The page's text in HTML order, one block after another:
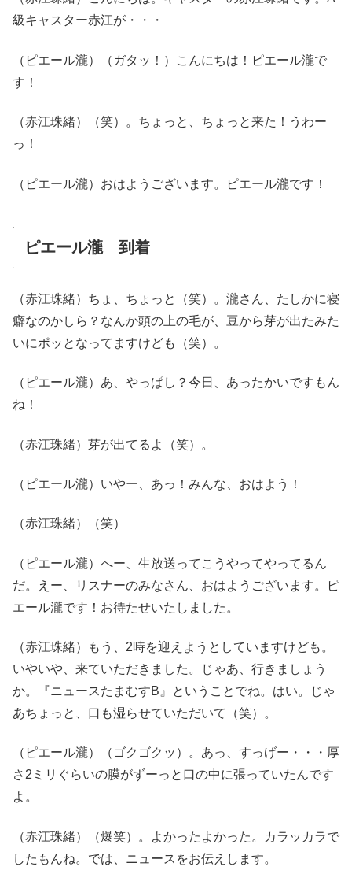
級キャスター赤江が・・・
（ピエール瀧）（ガタッ！）こんにちは！ピエール瀧で
す！
（赤江珠緒）（笑）。ちょっと、ちょっと来た！うわー
っ！
（ピエール瀧）おはようございます。ピエール瀧です！
ピエール瀧 到着
（赤江珠緒）ちょ、ちょっと（笑）。瀧さん、たしかに寝
癖なのかしら？なんか頭の上の毛が、豆から芽が出たみた
いにポッとなってますけども（笑）。
（ピエール瀧）あ、やっぱし？今日、あったかいですもん
ね！
（赤江珠緒）芽が出てるよ（笑）。
（ピエール瀧）いやー、あっ！みんな、おはよう！
（赤江珠緒）（笑）
（ピエール瀧）へー、生放送ってこうやってやってるん
だ。えー、リスナーのみなさん、おはようございます。ピ
エール瀧です！お待たせいたしました。
（赤江珠緒）もう、2時を迎えようとしていますけども。
いやいや、来ていただきました。じゃあ、行きましょう
か。『ニュースたまむすB』ということでね。はい。じゃ
あちょっと、口も湿らせていただいて（笑）。
（ピエール瀧）（ゴクゴクッ）。あっ、すっげー・・・厚
さ2ミリぐらいの膜がずーっと口の中に張っていたんです
よ。
（赤江珠緒）（爆笑）。よかったよかった。カラッカラで
したもんね。では、ニュースをお伝えします。